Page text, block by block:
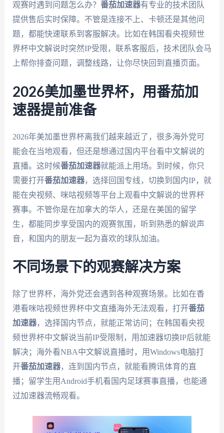
观赛时遇到问题怎么办？ 番茄加速器有专业的技术团队
提供售后实时保障。不管是连接不上、卡顿还是其他问
题，都能快速联系到客服解决。比如在韩国看央视频世
界杯中文解说时突然IP受限，联系客服后，技术团队会马
上帮你排查问题，调整线路，让你尽快回到直播页面。
2026美加墨世界杯，用番茄加
速器提前准备
2026年美加墨世界杯离我们越来越近了，很多海外党可
能会在当地观看，但还是想通过国内平台看中文解说的
直播。这时候番茄加速器就能派上用场。到时候，你只
需要打开番茄加速器，选择回国专线，切换到国内IP，就
能在央视频、咪咕视频等平台上观看中文解说的世界杯
赛事。不管你是在加拿大的华人，还是在美国的留学
生，都能同步享受国内的观赛氛围，听到熟悉的解说声
音，和国内的朋友一起为喜欢的球队加油。
不同场景下的观赛解决方案
除了世界杯，海外党还会遇到各种观赛场景。比如在香
港看咪咕视频世界杯中文直播海外无法观看，打开番茄
加速器，选择国内节点，就能正常访问；在韩国看央视
频世界杯中文解说当前IP受限制，用加速器切换IP后就能
解决；海外看NBA中文解说直播时，用Windows电脑打
开番茄加速器，连到国内节点，就能看腾讯体育的直
播；留学生用Android手机看国内足球赛事直播，也能通
过加速器流畅观看。